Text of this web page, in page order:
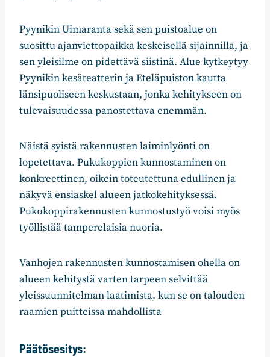
Pyynikin Uimaranta sekä sen puistoalue on
suosittu ajanviettopaikka keskeisellä sijainnilla, ja
sen yleisilme on pidettävä siistinä. Alue kytkeytyy
Pyynikin kesäteatterin ja Eteläpuiston kautta
länsipuoliseen keskustaan, jonka kehitykseen on
tulevaisuudessa panostettava enemmän.
Näistä syistä rakennusten laiminlyönti on
lopetettava. Pukukoppien kunnostaminen on
konkreettinen, oikein toteutettuna edullinen ja
näkyvä ensiaskel alueen jatkokehityksessä.
Pukukoppirakennusten kunnostustyö voisi myös
työllistää tamperelaisia nuoria.
Vanhojen rakennusten kunnostamisen ohella on
alueen kehitystä varten tarpeen selvittää
yleissuunnitelman laatimista, kun se on talouden
raamien puitteissa mahdollista
Päätösesitys: